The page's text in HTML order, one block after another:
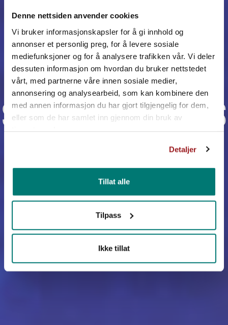
Denne nettsiden anvender cookies
Vi bruker informasjonskapsler for å gi innhold og
annonser et personlig preg, for å levere sosiale
mediefunksjoner og for å analysere trafikken vår. Vi deler
dessuten informasjon om hvordan du bruker nettstedet
vårt, med partnerne våre innen sosiale medier,
annonsering og analysearbeid, som kan kombinere den
med annen informasjon du har gjort tilgjengelig for dem,
eller som de har samlet inn gjennom din bruk av
Detaljer
Tillat alle
Tilpass
Ikke tillat
STREET OG SAMTIDSDANS